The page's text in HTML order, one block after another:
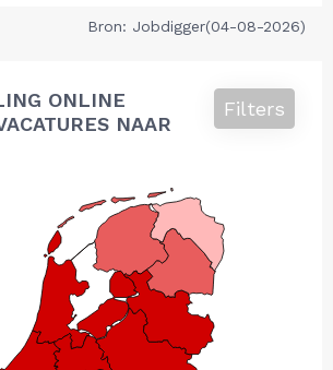
Bron: Jobdigger(04-08-2026)
ONLINE
NAAR
Filters